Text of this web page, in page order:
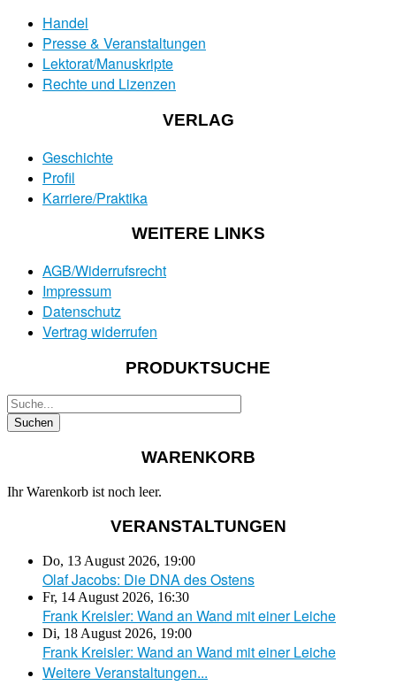
Handel
Presse & Veranstaltungen
Lektorat/Manuskripte
Rechte und Lizenzen
VERLAG
Geschichte
Profil
Karriere/Praktika
WEITERE LINKS
AGB/Widerrufsrecht
Impressum
Datenschutz
Vertrag widerrufen
PRODUKTSUCHE
WARENKORB
Ihr Warenkorb ist noch leer.
VERANSTALTUNGEN
Do, 13 August 2026, 19:00
Olaf Jacobs: Die DNA des Ostens
Fr, 14 August 2026, 16:30
Frank Kreisler: Wand an Wand mit einer Leiche
Di, 18 August 2026, 19:00
Frank Kreisler: Wand an Wand mit einer Leiche
Weitere Veranstaltungen...